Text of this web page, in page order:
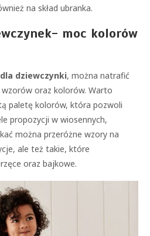
na skład ubranka.
moc kolorów
dziewczynki, można natrafić
oraz kolorów. Warto
paletę kolorów, która pozwoli
propozycji w wiosennych,
można przeróżne wzory na
ale też takie, które
oraz bajkowe.